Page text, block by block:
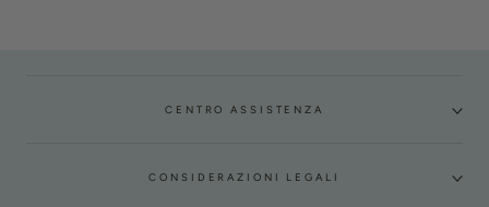
CENTRO ASSISTENZA
CONSIDERAZIONI LEGALI